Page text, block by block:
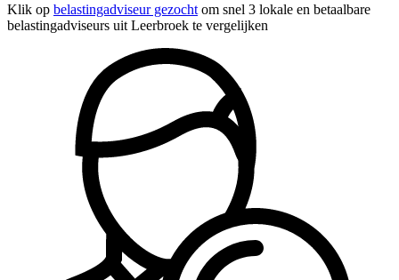
Klik op belastingadviseur gezocht om snel 3 lokale en betaalbare
belastingadviseurs uit Leerbroek te vergelijken